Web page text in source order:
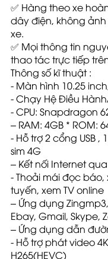
✅ Hàng theo xe
dây điện, không
xe.
✅ Mọi thông tin
thao tác trực tiếp
Thông số kĩ thuật :
- Màn hình 10.25
- Chạy Hệ Điều
- CPU: Snapdragon
– RAM: 4GB * ROM:
- Hỗ trợ 2 cổng USB ,
sim 4G
– Kết nối Internet
- Thoải mái đọc
tuyến, xem TV online
– Ứng dụng
Ebay, Gmail, Skype,
– Ứng dụng dẫn
- Hỗ trợ phát video
H265(HEVC)